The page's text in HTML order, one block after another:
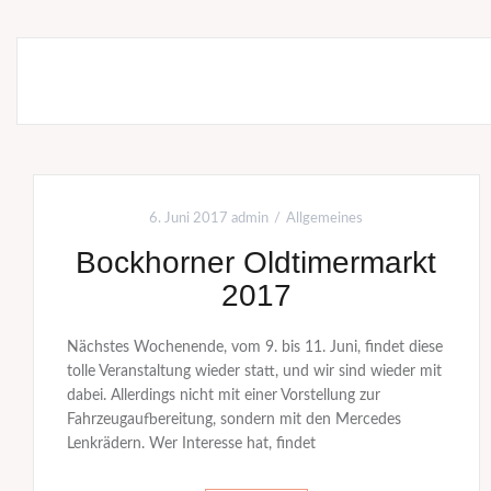
6. Juni 2017 admin Allgemeines
Bockhorner Oldtimermarkt
2017
Nächstes Wochenende, vom 9. bis 11. Juni, findet diese
tolle Veranstaltung wieder statt, und wir sind wieder mit
dabei. Allerdings nicht mit einer Vorstellung zur
Fahrzeugaufbereitung, sondern mit den Mercedes
Lenkrädern. Wer Interesse hat, findet